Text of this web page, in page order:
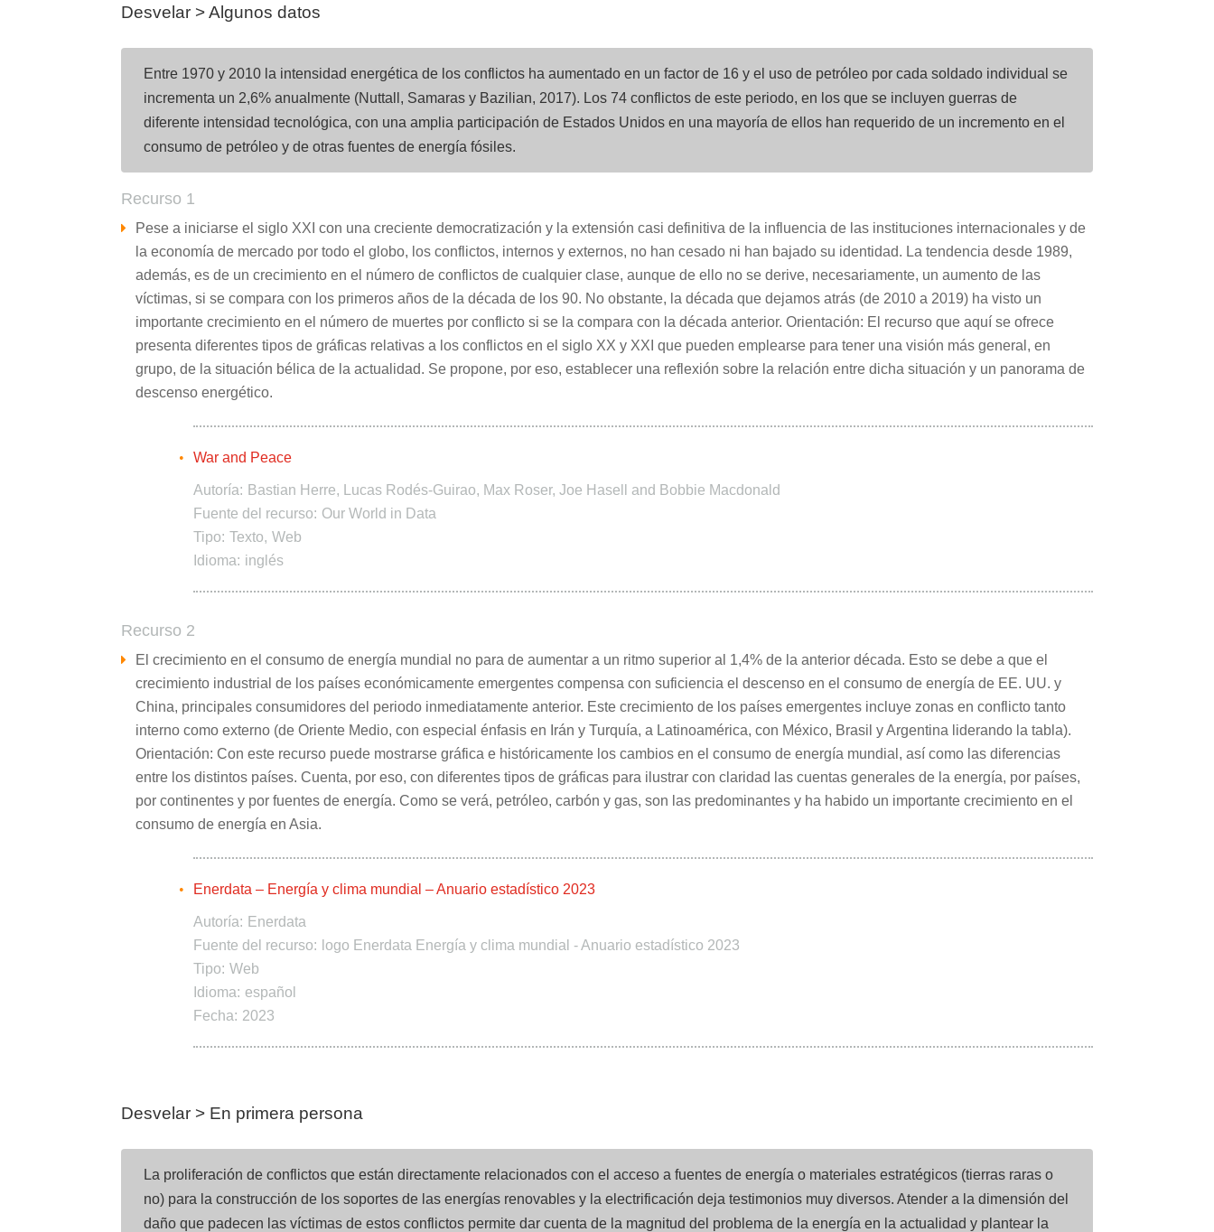
Desvelar > Algunos datos
Entre 1970 y 2010 la intensidad energética de los conflictos ha aumentado en un factor de 16 y el uso de petróleo por cada soldado individual se
incrementa un 2,6% anualmente (Nuttall, Samaras y Bazilian, 2017). Los 74 conflictos de este periodo, en los que se incluyen guerras de
diferente intensidad tecnológica, con una amplia participación de Estados Unidos en una mayoría de ellos han requerido de un incremento en el
consumo de petróleo y de otras fuentes de energía fósiles.
Recurso 1
Pese a iniciarse el siglo XXI con una creciente democratización y la extensión casi definitiva de la influencia de las instituciones internacionales y de
la economía de mercado por todo el globo, los conflictos, internos y externos, no han cesado ni han bajado su identidad. La tendencia desde 1989,
además, es de un crecimiento en el número de conflictos de cualquier clase, aunque de ello no se derive, necesariamente, un aumento de las
víctimas, si se compara con los primeros años de la década de los 90. No obstante, la década que dejamos atrás (de 2010 a 2019) ha visto un
importante crecimiento en el número de muertes por conflicto si se la compara con la década anterior. Orientación: El recurso que aquí se ofrece
presenta diferentes tipos de gráficas relativas a los conflictos en el siglo XX y XXI que pueden emplearse para tener una visión más general, en
grupo, de la situación bélica de la actualidad. Se propone, por eso, establecer una reflexión sobre la relación entre dicha situación y un panorama de
descenso energético.
War and Peace
Autoría: Bastian Herre, Lucas Rodés-Guirao, Max Roser, Joe Hasell and Bobbie Macdonald
Fuente del recurso: Our World in Data
Tipo: Texto
Web
Idioma: inglés
Recurso 2
El crecimiento en el consumo de energía mundial no para de aumentar a un ritmo superior al 1,4% de la anterior década. Esto se debe a que el
crecimiento industrial de los países económicamente emergentes compensa con suficiencia el descenso en el consumo de energía de EE. UU. y
China, principales consumidores del periodo inmediatamente anterior. Este crecimiento de los países emergentes incluye zonas en conflicto tanto
interno como externo (de Oriente Medio, con especial énfasis en Irán y Turquía, a Latinoamérica, con México, Brasil y Argentina liderando la tabla).
Orientación: Con este recurso puede mostrarse gráfica e históricamente los cambios en el consumo de energía mundial, así como las diferencias
entre los distintos países. Cuenta, por eso, con diferentes tipos de gráficas para ilustrar con claridad las cuentas generales de la energía, por países,
por continentes y por fuentes de energía. Como se verá, petróleo, carbón y gas, son las predominantes y ha habido un importante crecimiento en el
consumo de energía en Asia.
Enerdata – Energía y clima mundial – Anuario estadístico 2023
Autoría: Enerdata
Fuente del recurso: logo Enerdata Energía y clima mundial - Anuario estadístico 2023
Tipo: Web
Idioma: español
Fecha: 2023
Desvelar > En primera persona
La proliferación de conflictos que están directamente relacionados con el acceso a fuentes de energía o materiales estratégicos (tierras raras o
no) para la construcción de los soportes de las energías renovables y la electrificación deja testimonios muy diversos. Atender a la dimensión del
daño que padecen las víctimas de estos conflictos permite dar cuenta de la magnitud del problema de la energía en la actualidad y plantear la